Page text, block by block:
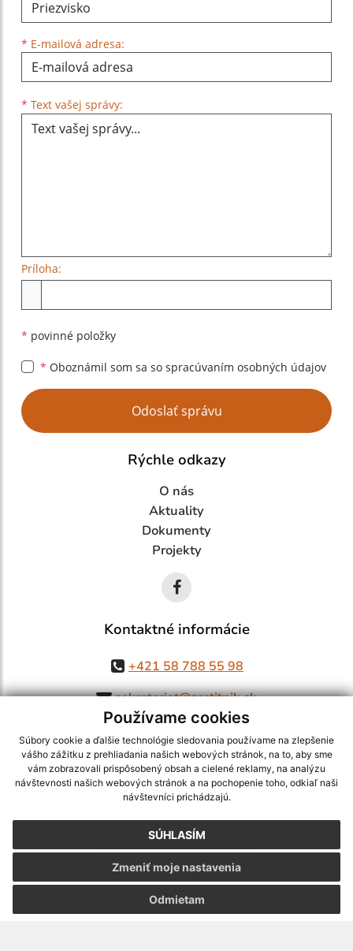
Používame cookies
Súbory cookie a ďalšie technológie sledovania používame na zlepšenie
vášho zážitku z prehliadania našich webových stránok, na to, aby sme
vám zobrazovali prispôsobený obsah a cielené reklamy, na analýzu
návštevnosti našich webových stránok a na pochopenie toho, odkiaľ naši
návštevníci prichádzajú.
SÚHLASÍM
Odmietam
Zmeniť moje nastavenia
* E-mailová adresa:
* Text vašej správy:
Príloha:
* povinné položky
* Oboznámil som sa so spracúvaním osobných údajov
Google reCaptcha Response
Odoslať správu
Rýchle odkazy
O nás
Aktuality
Dokumenty
Projekty
Kontaktné informácie
+421 58 788 55 98
sekretariat@zsstitnik.sk
využite možnosť získavania aktuálnych informácií s využitím RSS
CMS systém (redakčný) systém ECHELON 2,Mapa stránok,web portál
webex.digital, s.r.o.,domény,registrácia domény
Posledná aktualizácia:27.07.2026
Vytlačiť stránku|Vyhlásenie o prístupnosti